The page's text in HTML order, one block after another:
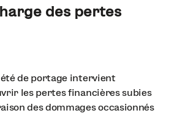
des pertes
de portage intervient
les pertes financières subies
des dommages occasionnés